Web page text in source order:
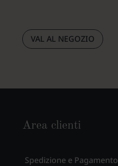
VAL AL NEGOZIO
Area clienti
Spedizione e Pagamento